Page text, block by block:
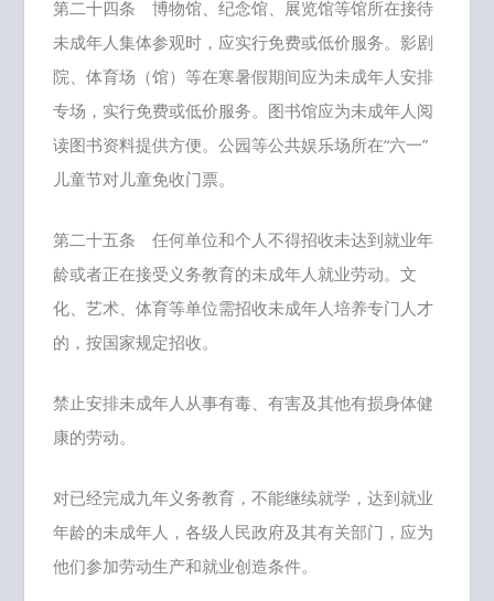
第二十四条 博物馆、纪念馆、展览馆等馆所在接待
未成年人集体参观时，应实行免费或低价服务。影剧
院、体育场（馆）等在寒暑假期间应为未成年人安排
专场，实行免费或低价服务。图书馆应为未成年人阅
读图书资料提供方便。公园等公共娱乐场所在“六一”
儿童节对儿童免收门票。
第二十五条 任何单位和个人不得招收未达到就业年
龄或者正在接受义务教育的未成年人就业劳动。文
化、艺术、体育等单位需招收未成年人培养专门人才
的，按国家规定招收。
禁止安排未成年人从事有毒、有害及其他有损身体健
康的劳动。
对已经完成九年义务教育，不能继续就学，达到就业
年龄的未成年人，各级人民政府及其有关部门，应为
他们参加劳动生产和就业创造条件。